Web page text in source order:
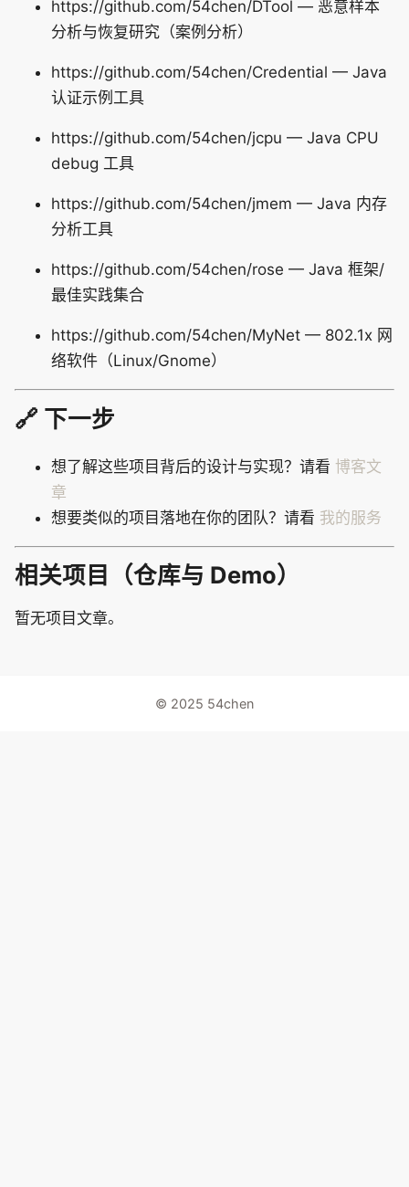
https://github.com/54chen/DTool — 恶意样本
分析与恢复研究（案例分析）
https://github.com/54chen/Credential — Java
认证示例工具
https://github.com/54chen/jcpu — Java CPU
debug 工具
https://github.com/54chen/jmem — Java 内存
分析工具
https://github.com/54chen/rose — Java 框架/
最佳实践集合
https://github.com/54chen/MyNet — 802.1x 网
络软件（Linux/Gnome）
🔗 下一步
想了解这些项目背后的设计与实现？请看 博客文
章
想要类似的项目落地在你的团队？请看 我的服务
相关项目（仓库与 Demo）
暂无项目文章。
© 2025 54chen